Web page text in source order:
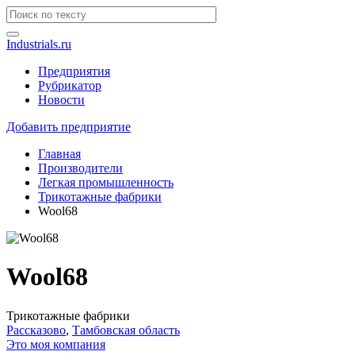
Industrials.ru
Предприятия
Рубрикатор
Новости
Добавить предприятие
Главная
Производители
Легкая промышленность
Трикотажные фабрики
Wool68
Wool68
Трикотажные фабрики
Рассказово, Тамбовская область
Это моя компания